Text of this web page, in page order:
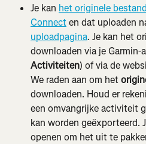
Je kan het originele
Connect en dat uploaden
uploadpagina. Je kan het
downloaden via je Garmin-
Activiteiten) of via de
We raden aan om het
downloaden. Houd er
een omvangrijke activiteit
kan worden geëxporteerd.
openen om het uit te